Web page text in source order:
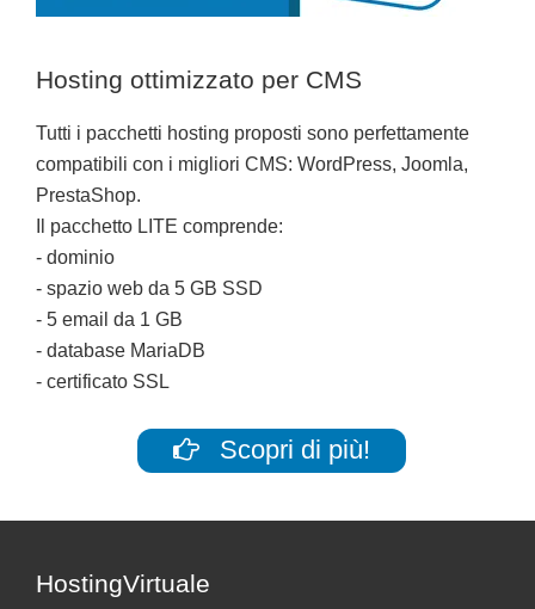
Hosting ottimizzato per CMS
Tutti i pacchetti hosting proposti sono perfettamente
compatibili con i migliori CMS: WordPress, Joomla,
PrestaShop.
Il pacchetto LITE comprende:
- dominio
- spazio web da 5 GB SSD
- 5 email da 1 GB
- database MariaDB
- certificato SSL
Scopri di più!
Footer
HostingVirtuale